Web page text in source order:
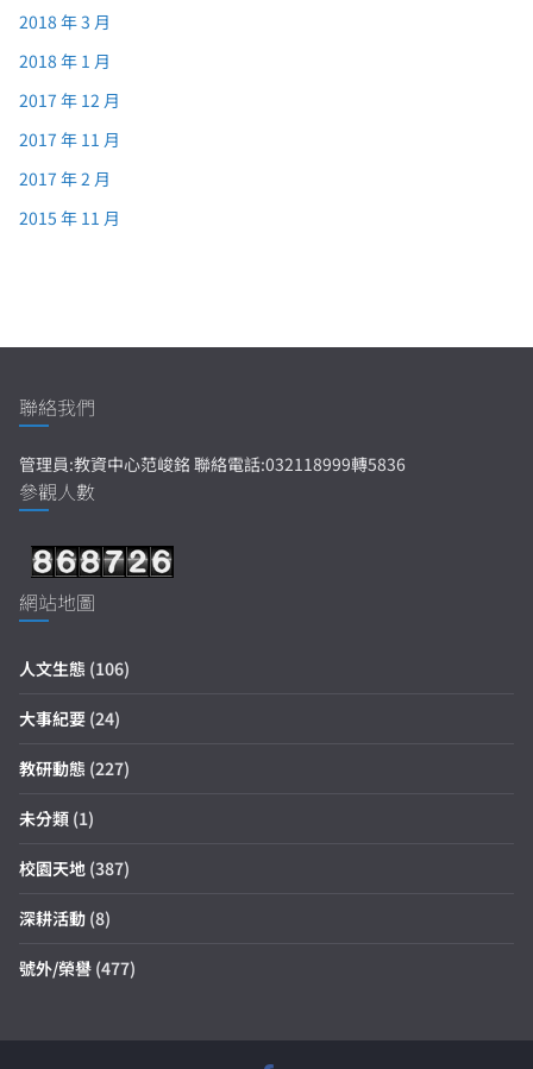
2018 年 3 月
2018 年 1 月
2017 年 12 月
2017 年 11 月
2017 年 2 月
2015 年 11 月
聯絡我們
管理員:教資中心范峻銘 聯絡電話:032118999轉5836
參觀人數
網站地圖
人文生態 (106)
大事紀要 (24)
教研動態 (227)
未分類 (1)
校園天地 (387)
深耕活動 (8)
號外/榮譽 (477)